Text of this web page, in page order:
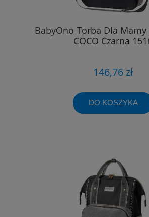
BabyOno Torba Dla Mamy
COCO Czarna
146,76 zł
DO KOSZYKA